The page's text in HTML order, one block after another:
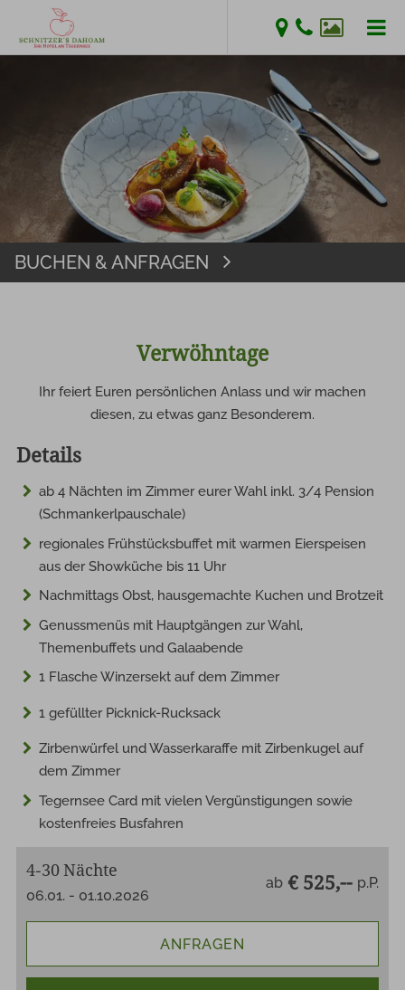
Suchen
BUCHEN & ANFRAGEN
Verwöhntage
Ihr feiert Euren persönlichen Anlass und wir machen
diesen, zu etwas ganz Besonderem.
Details
ab 4 Nächten im Zimmer eurer Wahl inkl. 3/4 Pension
(Schmankerlpauschale)
regionales Frühstücksbuffet mit warmen Eierspeisen
aus der Showküche bis 11 Uhr
Nachmittags Obst, hausgemachte Kuchen und Brotzeit
Genussmenüs mit Hauptgängen zur Wahl,
Themenbuffets und Galaabende
1 Flasche Winzersekt auf dem Zimmer
1 gefüllter Picknick-Rucksack
Zirbenwürfel und Wasserkaraffe mit Zirbenkugel auf
dem Zimmer
Tegernsee Card mit vielen Vergünstigungen sowie
kostenfreies Busfahren
4-30Nächte
06.01. - 01.10.2026
ab € 525,-- p.P.
ANFRAGEN